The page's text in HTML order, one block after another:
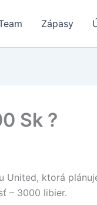
Zápasy
Sk ?
United, ktorá
– 3000 libier.